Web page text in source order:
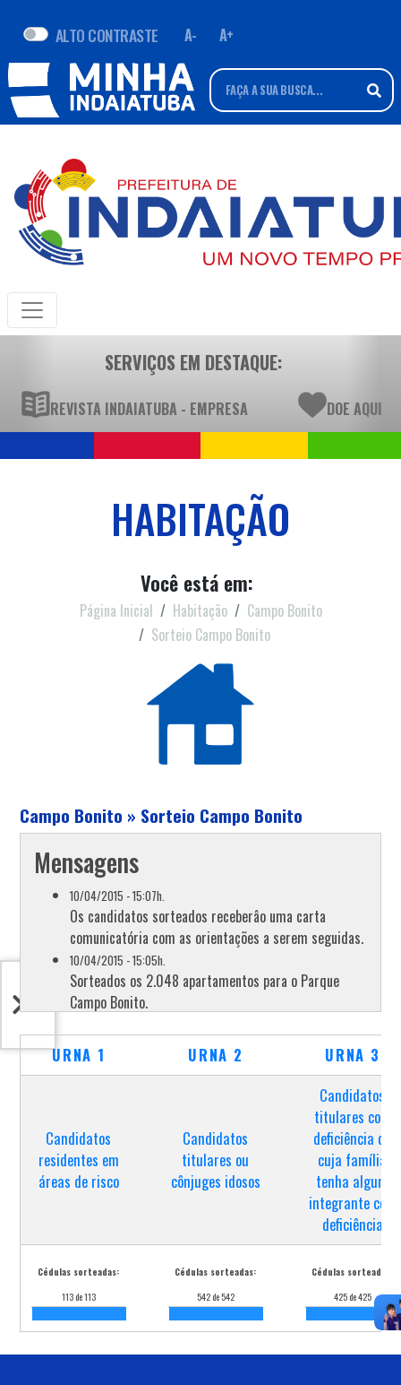
ALTO CONTRASTE A- A+
SERVIÇOS EM DESTAQUE:
REVISTA INDAIATUBA - EMPRESA DOE AQUI
HABITAÇÃO
Você está em:
Página Inicial Habitação
Campo Bonito
Sorteio Campo Bonito
Campo Bonito » Sorteio Campo Bonito
Mensagens
10/04/2015 - 15:07h.
Os candidatos sorteados receberâo uma carta
comunicatória com as orientações a serem seguidas.
10/04/2015 - 15:05h.
Sorteados os 2.048 apartamentos para o Parque
Campo Bonito.
Definidos os 136 candidatos suplentes Urna 05 -
Grupo 2 - Que atendem até dois critérios.
Iniciada a definição dos 136 suplentes Grupo 2.
10/04/2015 - 14:56h.
Definidos os 452 candidatos sorteados para a Urna
05 - Grupo 2 - Que atendem até dois critérios.
Todas as mensagens »
URNA 1 URNA 2 URNA 3
Candidatos
residentes em
áreas de risco
Candidatos
titulares ou
cônjuges idosos
Candidatos
titulares com
deficiência ou
cuja família
tenha algum
integrante com
deficiência
Cédulas sorteadas:
113 de 113
Cédulas sorteadas:
542 de 542
Cédulas sorteadas:
425 de 425